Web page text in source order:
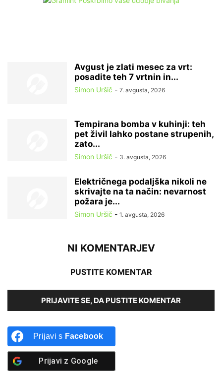
Avgust je zlati mesec za vrt:
posadite teh 7 vrtnin in...
Simon Uršič - 7. avgusta, 2026
Tempirana bomba v kuhinji: teh
pet živil lahko postane strupenih,
zato...
Simon Uršič - 3. avgusta, 2026
Električnega podaljška nikoli ne
skrivajte na ta način: nevarnost
požara je...
Simon Uršič - 1. avgusta, 2026
NI KOMENTARJEV
PUSTITE KOMENTAR
PRIJAVITE SE, DA PUSTITE KOMENTAR
Prijavi s Facebook
Prijavi z Google